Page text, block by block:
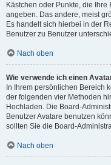
Kästchen oder Punkte, die
angeben. Das andere, meist
Es handelt sich hierbei in der
Benutzer zu Benutzer
Nach oben
Wie verwende ich einen
In Ihrem persönlichen Bereich
der folgenden vier Methoden
Hochladen. Die Board-
Benutzer Avatare benutzen
sollten Sie die Board-
Nach oben